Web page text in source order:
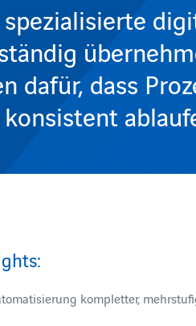
dafür, dass
konsistent
kompletter,